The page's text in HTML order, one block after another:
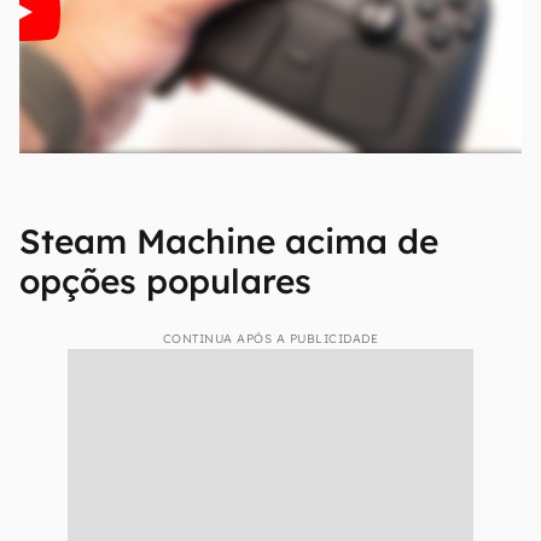
Steam Machine acima de
opções populares
CONTINUA APÓS A PUBLICIDADE